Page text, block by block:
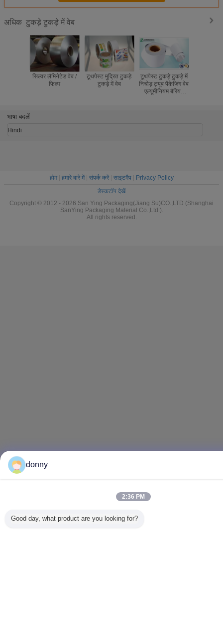
अधिक टुकड़े टुकड़े में वेब
सिल्वर लैमिनेटेड वेब /
फिल्म
टूथपेस्ट मुद्रित टुकड़े
टुकड़े में वेब
टूथपेस्ट टुकड़े टुकड़े में
निचोड़ ट्यूब पैकेजिंग वेब
एल्यूमीनियम बैरियर
भाषा बदलें
Hindi
होम| हमारे बारे में| संपर्क करें| साइटमैप|
Privacy Policy
डेस्कटॉप देखें
Copyright © 2012 - 2026 San Ying Packaging(Jiang Su)CO.,LTD (Shanghai
SanYing Packaging Material Co.,Ltd.).
All rights reserved.
donny
2:36 PM
Good day, what product are you looking for?